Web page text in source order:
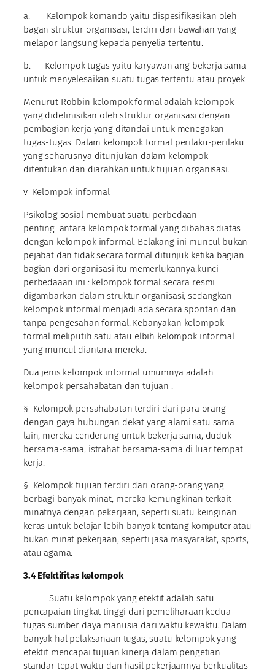
a. Kelompok komando yaitu dispesifikasikan oleh
bagan struktur organisasi, terdiri dari bawahan yang
melapor langsung kepada penyelia tertentu.
b. Kelompok tugas yaitu karyawan ang bekerja sama
untuk menyelesaikan suatu tugas tertentu atau proyek.
Menurut Robbin kelompok formal adalah kelompok
yang didefinisikan oleh struktur organisasi dengan
pembagian kerja yang ditandai untuk menegakan
tugas-tugas. Dalam kelompok formal perilaku-perilaku
yang seharusnya ditunjukan dalam kelompok
ditentukan dan diarahkan untuk tujuan organisasi.
v Kelompok informal
Psikolog sosial membuat suatu perbedaan
penting antara kelompok formal yang dibahas diatas
dengan kelompok informal. Belakang ini muncul bukan
pejabat dan tidak secara formal ditunjuk ketika bagian
bagian dari organisasi itu memerlukannya.kunci
perbedaaan ini : kelompok formal secara resmi
digambarkan dalam struktur organisasi, sedangkan
kelompok informal menjadi ada secara spontan dan
tanpa pengesahan formal. Kebanyakan kelompok
formal meliputih satu atau elbih kelompok informal
yang muncul diantara mereka.
Dua jenis kelompok informal umumnya adalah
kelompok persahabatan dan tujuan :
§ Kelompok persahabatan terdiri dari para orang
dengan gaya hubungan dekat yang alami satu sama
lain, mereka cenderung untuk bekerja sama, duduk
bersama-sama, istrahat bersama-sama di luar tempat
kerja.
§ Kelompok tujuan terdiri dari orang-orang yang
berbagi banyak minat, mereka kemungkinan terkait
minatnya dengan pekerjaan, seperti suatu keinginan
keras untuk belajar lebih banyak tentang komputer atau
bukan minat pekerjaan, seperti jasa masyarakat, sports,
atau agama.
3.4 Efektifitas kelompok
Suatu kelompok yang efektif adalah satu
pencapaian tingkat tinggi dari pemeliharaan kedua
tugas sumber daya manusia dari waktu kewaktu. Dalam
banyak hal pelaksanaan tugas, suatu kelompok yang
efektif mencapai tujuan kinerja dalam pengetian
standar tepat waktu dan hasil pekerjaannya berkualitas